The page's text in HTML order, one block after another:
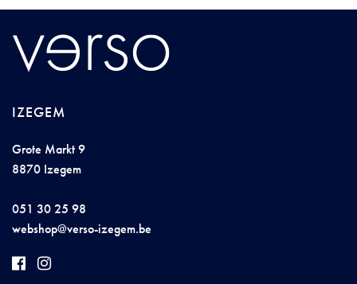
IZEGEM
Grote Markt 9
8870 Izegem
051 30 25 98
webshop@verso-izegem.be